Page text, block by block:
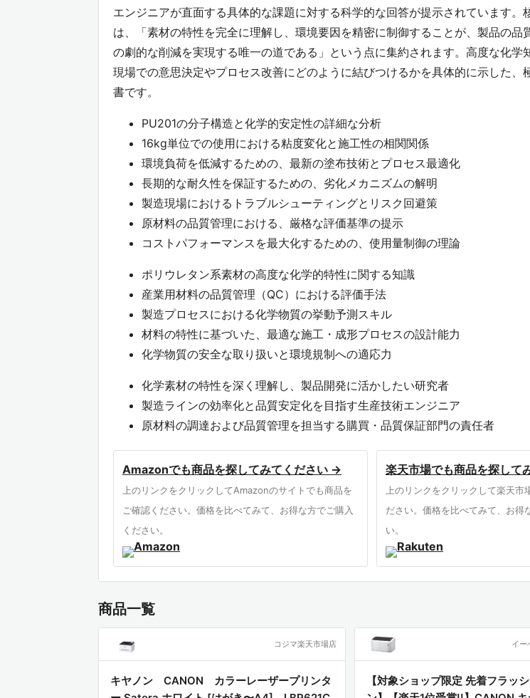
エンジニアが直面する具体的な課題に対する科学的な回答が提示されています。
は、「素材の特性を完全に理解し、環境要因を精密に制御することが、製品の品
の劇的な削減を実現する唯一の道である」という点に集約されます。高度な化学
現場での意思決定やプロセス改善にどのように結びつけるかを具体的に示した、
書です。
PU201の分子構造と化学的安定性の詳細な分析
16kg単位での使用における粘度変化と施工性の相関関係
環境負荷を低減するための、最新の塗布技術とプロセス最適化
長期的な耐久性を保証するための、劣化メカニズムの解明
製造現場におけるトラブルシューティングとリスク回避策
原材料の品質管理における、厳格な評価基準の提示
コストパフォーマンスを最大化するための、使用量制御の理論
ポリウレタン系素材の高度な化学的特性に関する知識
産業用材料の品質管理（QC）における評価手法
製造プロセスにおける化学物質の挙動予測スキル
材料の特性に基づいた、最適な施工・成形プロセスの設計能力
化学物質の安全な取り扱いと環境規制への適応力
化学素材の特性を深く理解し、製品開発に活かしたい研究者
製造ラインの効率化と品質安定化を目指す生産技術エンジニア
原材料の調達および品質管理を担当する購買・品質保証部門の責任者
タイホーコーザイは、産業用化学素材および特殊材料の技術情報の提供に特化し
術出版・情報提供組織です。長年にわたり、化学・材料工学分野における最新の
ジニアが即座に活用できる形式で体系化してきました。その著作は、単なる理論
直結するデータに基づいた、極めて実用的な内容で知られています。
一般的な高分子化学の教科書が広範な理論を扱うのに対し、本書は「WeissSoL
的な知識を補完し、特定の製造工程における具体的な課題を解決するための、よ
化された参照資料といえます。
本書は、特定の産業用素材を扱うプロフェッショナルにとって、単なるマニュア
資産」となる一冊です。WeissSoL PU201の持つ潜在的な性能を最大限に引き出
Amazonでも商品を探してみてください →
上のリンクをクリックしてAmazonのサイトでも商品を
ご確認ください。価格を比べてみて、お得な方でご購入
ください。
楽天市場でも商品を探して
上のリンクをクリックして楽天市
ださい。価格を比べてみて、お得
い。
商品一覧
コジマ楽天市場店
キヤノン CANON カラーレーザープリンタ
イー
【対象ショップ限定 先着フラッ